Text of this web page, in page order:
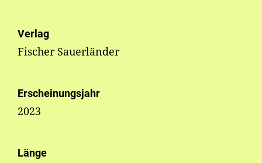
Verlag
Fischer Sauerländer
Erscheinungsjahr
2023
Länge